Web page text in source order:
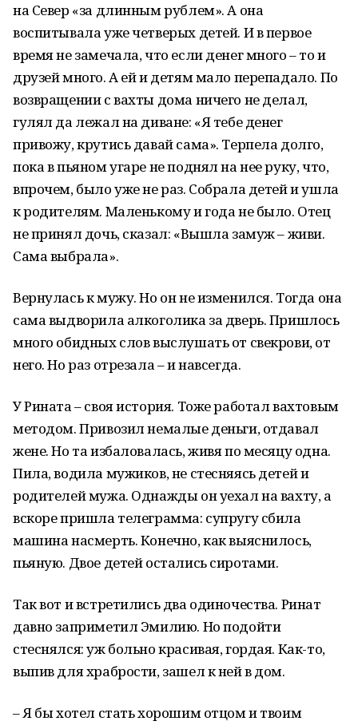
на Север «за длинным рублем». А она
воспитывала уже четверых детей. И в первое
время не замечала, что если денег много – то и
друзей много. А ей и детям мало перепадало. По
возвращении с вахты дома ничего не делал,
гулял да лежал на диване: «Я тебе денег
привожу, крутись давай сама». Терпела долго,
пока в пьяном угаре не поднял на нее руку, что,
впрочем, было уже не раз. Собрала детей и ушла
к родителям. Маленькому и года не было. Отец
не принял дочь, сказал: «Вышла замуж – живи.
Сама выбрала».
Вернулась к мужу. Но он не изменился. Тогда она
сама выдворила алкоголика за дверь. Пришлось
много обидных слов выслушать от свекрови, от
него. Но раз отрезала – и навсегда.
У Рината – своя история. Тоже работал вахтовым
методом. Привозил немалые деньги, отдавал
жене. Но та избаловалась, живя по месяцу одна.
Пила, водила мужиков, не стесняясь детей и
родителей мужа. Однажды он уехал на вахту, а
вскоре пришла телеграмма: супругу сбила
машина насмерть. Конечно, как выяснилось,
пьяную. Двое детей остались сиротами.
Так вот и встретились два одиночества. Ринат
давно заприметил Эмилию. Но подойти
стеснялся: уж больно красивая, гордая. Как-то,
выпив для храбрости, зашел к ней в дом.
– Я бы хотел стать хорошим отцом и твоим